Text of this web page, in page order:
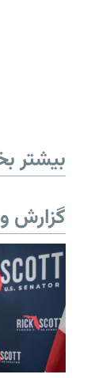
بیشتر
گزارش